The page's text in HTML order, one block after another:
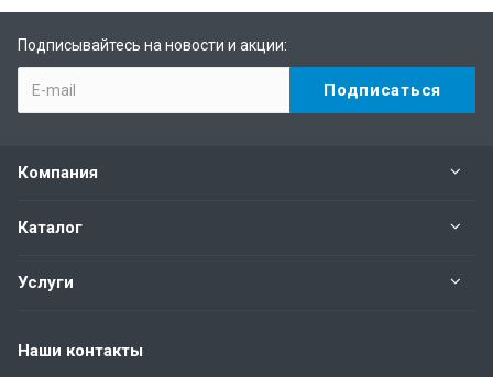
Подписывайтесь на новости и акции:
Компания
Каталог
Услуги
Наши контакты